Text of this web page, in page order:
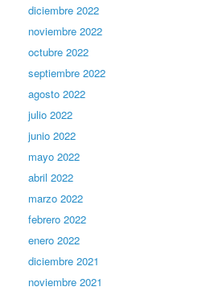
diciembre 2022
noviembre 2022
octubre 2022
septiembre 2022
agosto 2022
julio 2022
junio 2022
mayo 2022
abril 2022
marzo 2022
febrero 2022
enero 2022
diciembre 2021
noviembre 2021